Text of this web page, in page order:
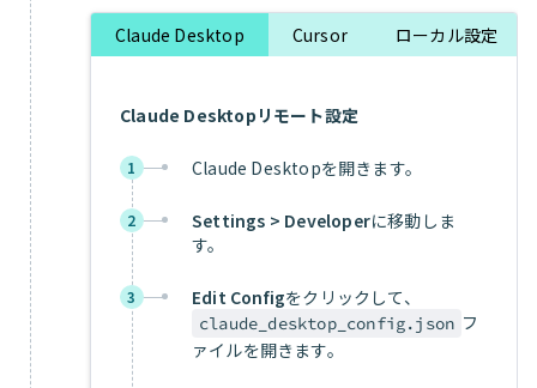
Claude Desktop Cursor ローカル設定
Claude Desktopリモート設定
1 Claude Desktopを開きます。
2 Settings > Developerに移動しま
す。
3 Edit Configをクリックして、
claude_desktop_config.json フ
ァイルを開きます。